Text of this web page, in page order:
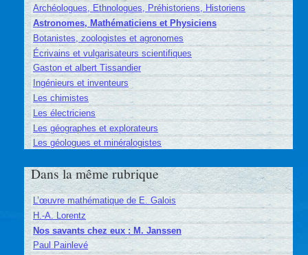
Archéologues, Ethnologues, Préhistoriens, Historiens
Astronomes, Mathématiciens et Physiciens
Botanistes, zoologistes et agronomes
Écrivains et vulgarisateurs scientifiques
Gaston et albert Tissandier
Ingénieurs et inventeurs
Les chimistes
Les électriciens
Les géographes et explorateurs
Les géologues et minéralogistes
Dans la même rubrique
L’œuvre mathématique de E. Galois
H.-A. Lorentz
Nos savants chez eux : M. Janssen
Paul Painlevé